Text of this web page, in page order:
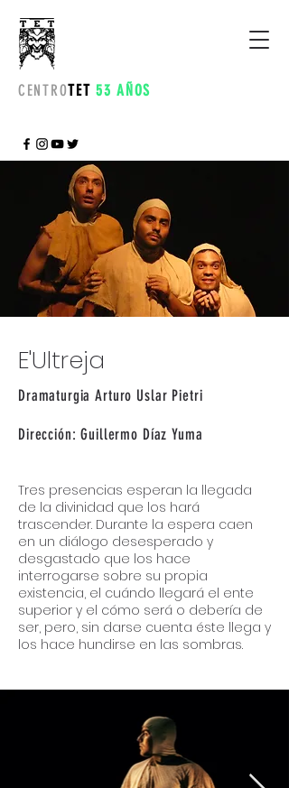
CENTROTET 53 AÑOS
E'Ultreja
Dramaturgia Arturo Uslar Pietri
Dirección: Guillermo Díaz Yuma
Tres presencias esperan la llegada
de la divinidad que los hará
trascender. Durante la espera caen
en un diálogo desesperado y
desgastado que los hace
interrogarse sobre su propia
existencia, el cuándo llegará el ente
superior y el cómo será o debería de
ser, pero, sin darse cuenta éste llega y
los hace hundirse en las sombras.